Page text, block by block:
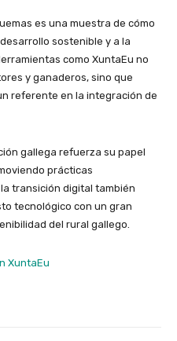
es una muestra de cómo
sostenible y a la
como XuntaEu no
y ganaderos, sino que
referente en la integración de
gallega refuerza su papel
prácticas
transición digital también
tecnológico con un gran
del rural gallego.
XuntaEu